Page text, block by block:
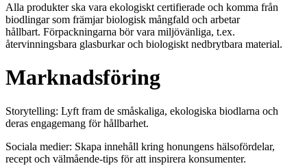
Alla produkter ska vara ekologiskt certifierade och komma från
biodlingar som främjar biologisk mångfald och arbetar
hållbart. Förpackningarna bör vara miljövänliga, t.ex.
återvinningsbara glasburkar och biologiskt nedbrytbara material.
Marknadsföring
Storytelling: Lyft fram de småskaliga, ekologiska biodlarna och
deras engagemang för hållbarhet.
Sociala medier: Skapa innehåll kring honungens hälsofördelar,
recept och välmående-tips för att inspirera konsumenter.